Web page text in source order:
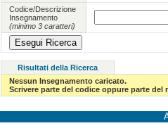
Codice/Descrizione
Insegnamento
(minimo 3 caratteri)
Risultati della Ricerca
Nessun Insegnamento caricato.
Scrivere parte del codice oppure parte